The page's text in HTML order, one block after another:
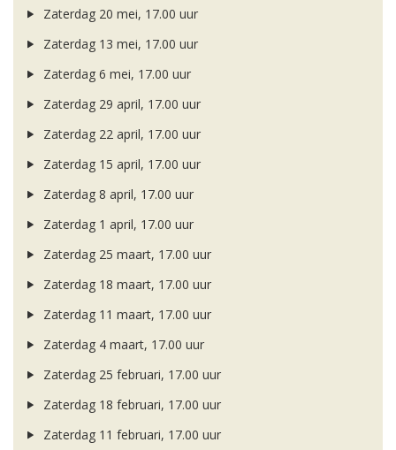
Zaterdag 20 mei, 17.00 uur
Zaterdag 13 mei, 17.00 uur
Zaterdag 6 mei, 17.00 uur
Zaterdag 29 april, 17.00 uur
Zaterdag 22 april, 17.00 uur
Zaterdag 15 april, 17.00 uur
Zaterdag 8 april, 17.00 uur
Zaterdag 1 april, 17.00 uur
Zaterdag 25 maart, 17.00 uur
Zaterdag 18 maart, 17.00 uur
Zaterdag 11 maart, 17.00 uur
Zaterdag 4 maart, 17.00 uur
Zaterdag 25 februari, 17.00 uur
Zaterdag 18 februari, 17.00 uur
Zaterdag 11 februari, 17.00 uur